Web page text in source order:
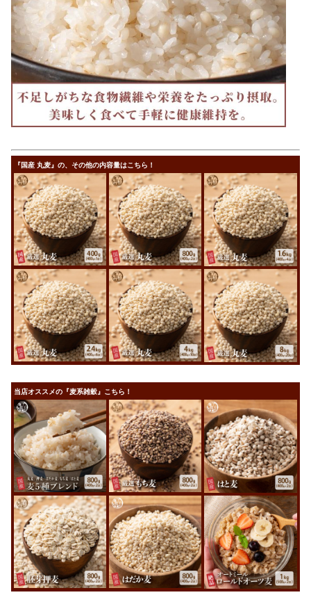
『国産 丸麦』の、その他の内容量はこちら！
当店オススメの『麦系雑穀』こちら！